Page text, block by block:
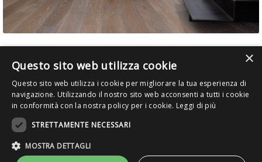
RESIDENZIALE
PLAN.ARCHITETTURA S.R.L..
01903890224
privacy policy
Power byGraffiti Web
×
Questo sito web utilizza cookie
Questo sito web utilizza i cookie per migliorare la tua esperienza di
navigazione. Utilizzando il nostro sito web acconsenti a tutti i cookie
in conformità con la nostra policy per i cookie. Leggi di più
STRETTAMENTE NECESSARI
MOSTRA DETTAGLI